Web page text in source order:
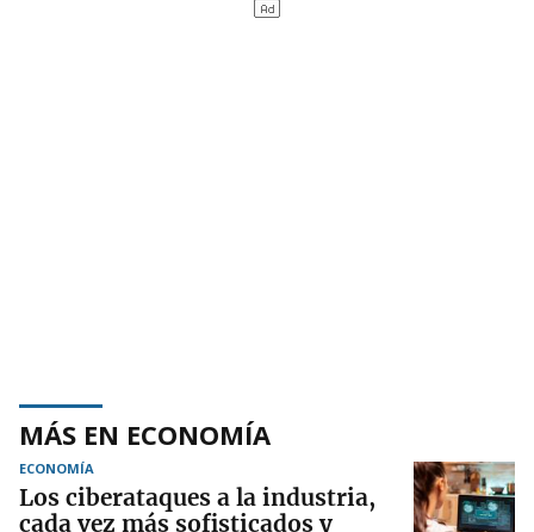
MÁS EN ECONOMÍA
ECONOMÍA
Los ciberataques a la industria,
cada vez más sofisticados y